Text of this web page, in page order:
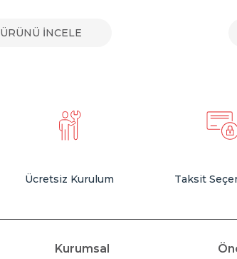
ÜRÜNÜ İNCELE
Ücretsiz Kurulum Taksit
Kurumsal